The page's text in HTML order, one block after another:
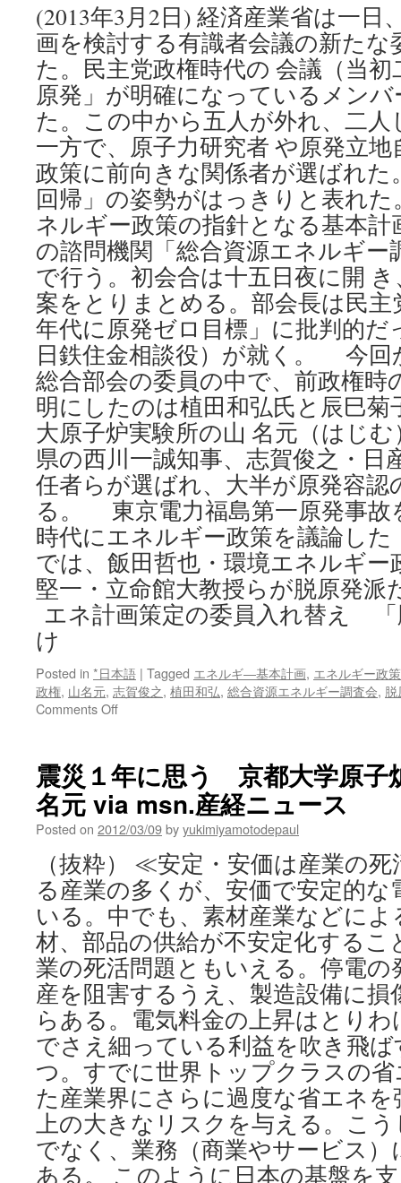
(2013年3月2日) 経済産業省は一日
画を検討する有識者会議の新たな
た。民主党政権時代の 会議（当
原発」が明確になっているメン
た。この中から五人が外れ、二
一方で、原子力研究者 や原発立
政策に前向きな関係者が選ばれた
回帰」の姿勢がはっきりと表れ
ネルギー政策の指針となる基本計
の諮問機関「総合資源エネルギー
で行う。初会合は十五日夜に開
案をとりまとめる。部会長は民主
年代に原発ゼロ目標」に批判的だ
日鉄住金相談役）が就く。 今回
総合部会の委員の中で、前政権時
明にしたのは植田和弘氏と辰巳
大原子炉実験所の山 名元（はじ
県の西川一誠知事、志賀俊之・日
任者らが選ばれ、大半が原発容認
る。 東京電力福島第一原発事故
時代にエネルギー政策を議論した
では、飯田哲也・環境エネルギー
堅一・立命館大教授らが脱原発
エネ計画策定の委員入れ替え
け
Posted in *日本語 | Tagged エネルギ―基本計画, エネルギー政策
政権, 山名元, 志賀俊之, 植田和弘, 総合資源エネルギー調査会,
Comments Offon
計
画
策
定
の
入
れ
替
え
「脱
原
発」
２
人
だ
け
via
東
新
震災１年に思う 京都大学原子
名元 via msn.産経ニュース
Posted on 2012/03/09byyukimiyamotodepaul
（抜粋） ≪安定・安価は産業の
る産業の多くが、安価で安定的
いる。中でも、素材産業などによ
材、部品の供給が不安定化するこ
業の死活問題ともいえる。停電の
産を阻害するうえ、製造設備に
らある。電気料金の上昇はとり
でさえ細っている利益を吹き飛
つ。すでに世界トップクラスの
た産業界にさらに過度な省エネ
上の大きなリスクを与える。こ
でなく、業務（商業やサービス
ある。 このように日本の基盤を